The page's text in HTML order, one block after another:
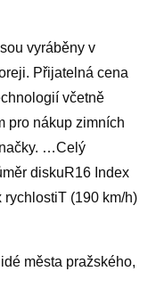
vyráběny v
Přijatelná cena
včetně
pro nákup zimních
…Celý
diskuR16 Index
(190 km/h)
města pražského,